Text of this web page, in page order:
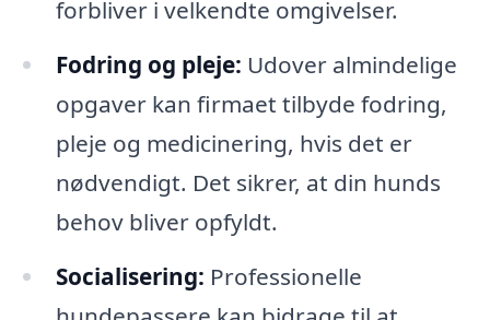
forbliver i velkendte omgivelser.
Fodring og pleje: Udover almindelige
opgaver kan firmaet tilbyde fodring,
pleje og medicinering, hvis det er
nødvendigt. Det sikrer, at din hunds
behov bliver opfyldt.
Socialisering: Professionelle